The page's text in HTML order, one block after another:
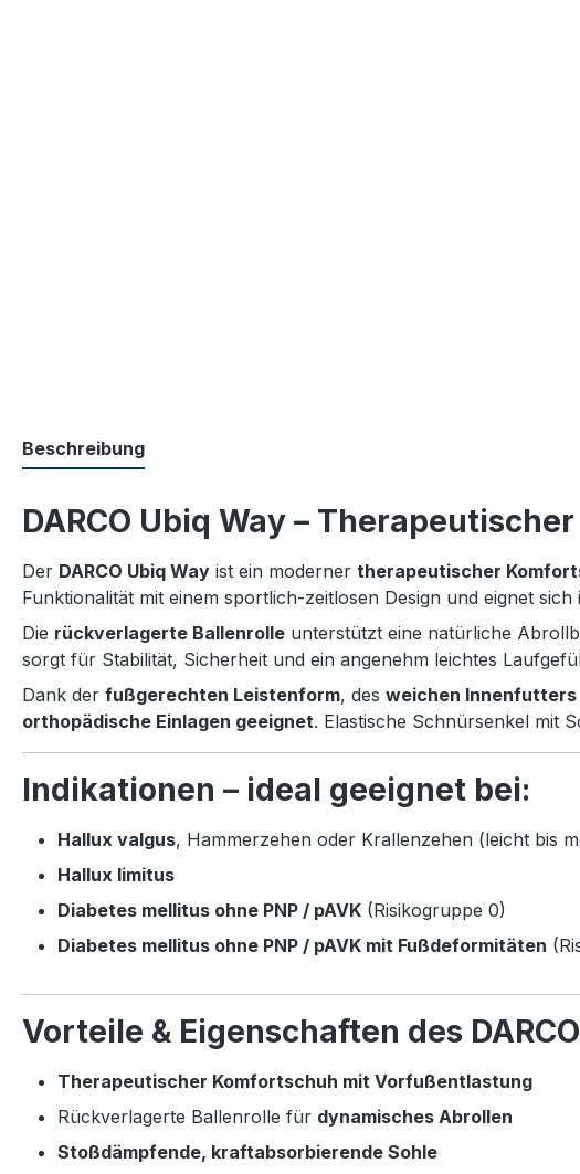
Beschreibung
DARCO Ubiq Way –
Der DARCO Ubiq Way ist ein moderner therapeutischer
Funktionalität mit einem sportlich-zeitlosen Design und eignet
Die rückverlagerte Ballenrolle unterstützt eine natürliche
sorgt für Stabilität, Sicherheit und ein angenehm leichtes
Dank der fußgerechten Leistenform, des weichen Innenfutters
orthopädische Einlagen geeignet. Elastische Schnürsenkel mit
Indikationen – ideal geeignet bei:
Hallux valgus, Hammerzehen oder Krallenzehen (leicht bis
Hallux limitus
Diabetes mellitus ohne PNP / pAVK (Risikogruppe 0)
Diabetes mellitus ohne PNP / pAVK mit Fußdeformitäten
Vorteile & Eigenschaften des
Therapeutischer Komfortschuh mit Vorfußentlastung
Rückverlagerte Ballenrolle für dynamisches Abrollen
Stoßdämpfende, kraftabsorbierende Sohle